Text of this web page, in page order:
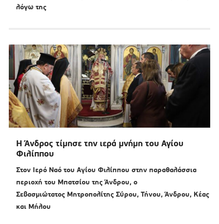
λόγω της
Η Άνδρος τίμησε την ιερά μνήμη του Αγίου
Φιλίππου
Στον Ιερό Ναό του Αγίου Φιλίππου στην παραθαλάσσια
περιοχή του Μπατσίου της Άνδρου, ο
Σεβασμιώτατος Μητροπολίτης Σύρου, Τήνου, Άνδρου, Κέας
και Μήλου